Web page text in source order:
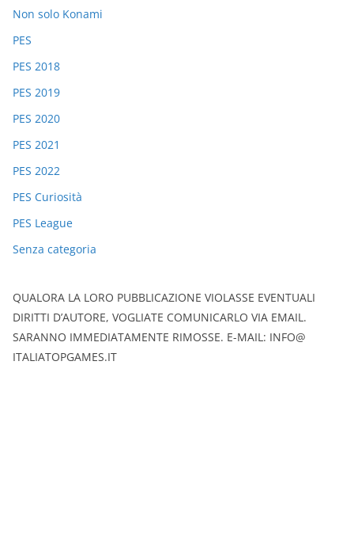
Non solo Konami
PES
PES 2018
PES 2019
PES 2020
PES 2021
PES 2022
PES Curiosità
PES League
Senza categoria
QUALORA LA LORO PUBBLICAZIONE VIOLASSE EVENTUALI
DIRITTI D’AUTORE, VOGLIATE COMUNICARLO VIA EMAIL.
SARANNO IMMEDIATAMENTE RIMOSSE. E-MAIL: INFO@
ITALIATOPGAMES.IT